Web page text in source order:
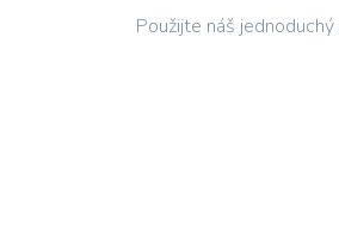
Použijte náš